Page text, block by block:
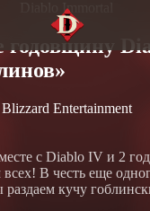
Diablo Immortal
годовщину
Blizzard Entertainment
с Diablo IV и 2
В честь еще
кучу